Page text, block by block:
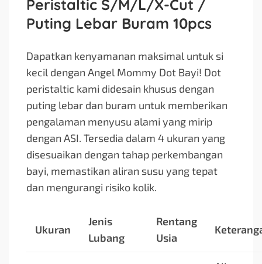
Peristaltic S/M/L/X-Cut /
Puting Lebar Buram 10pcs
Dapatkan kenyamanan maksimal untuk si
kecil dengan Angel Mommy Dot Bayi! Dot
peristaltic kami didesain khusus dengan
puting lebar dan buram untuk memberikan
pengalaman menyusu alami yang mirip
dengan ASI. Tersedia dalam 4 ukuran yang
disesuaikan dengan tahap perkembangan
bayi, memastikan aliran susu yang tepat
dan mengurangi risiko kolik.
Ukuran
Jenis
Lubang
Rentang
Usia